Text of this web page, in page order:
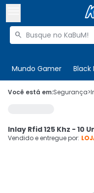
Buscar produtos

Mundo Gamer Black
 Olá. Acesse sua
Cupons
Você está em:Segurança>
Inlay Rfid 125 Khz - 10
Vendido e entregue por: